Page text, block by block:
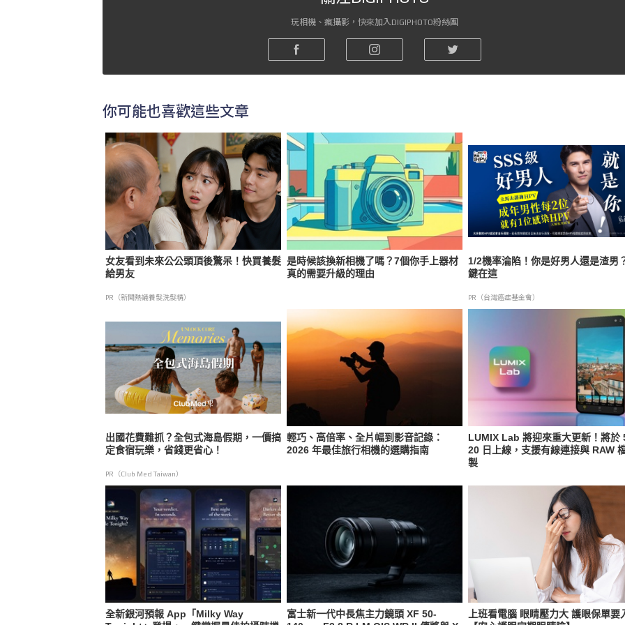
玩相機、瘋攝影，快來加入DIGIPHOTO粉絲團
你可能也喜歡這些文章
女友看到未來公公頭頂後驚呆！快買養髮
給男友
PR（新聞熱議養髮洗髮精）
是時候該換新相機了嗎？7個你手上器材
真的需要升級的理由
1/2機率淪陷！你是好男人還是渣男
鍵在這
PR（台灣癌症基金會）
出國花費難抓？全包式海島假期，一價搞
定食宿玩樂，省錢更省心！
PR（Club Med Taiwan）
輕巧、高倍率、全片幅到影音記錄：
2026 年最佳旅行相機的選購指南
LUMIX Lab 將迎來重大更新！將於
20 日上線，支援有線連接與 RAW
製
全新銀河預報 App「Milky Way
富士新一代中長焦主力鏡頭 XF 50-
上班看電腦 眼睛壓力大 護眼保單要